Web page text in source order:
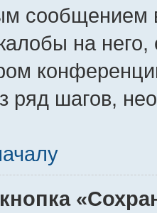
сообщением
на
ряд шагов,